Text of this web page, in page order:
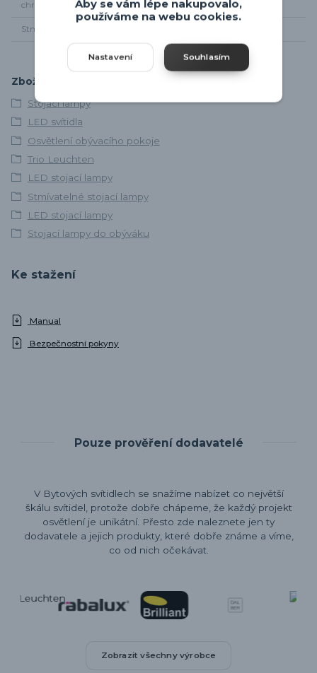
chromatičnosti
Stmívání
Zboží zařazeno v kategoriích
Stojací lampy
LED svítidla
Osvětlení obývacího pokoje
Trio Leuchten
LED stojací lampy
Stmívatelné stojací lampy
LED stojací lampy
Stojací lampy do obýváku
Ke stažení
Manual
Bezpečnostní pokyny
Pouze prověření dodavatelé
V Bytových svítidlech se snažíme nabízet co největší
škálu svítidel, protože dobře chápeme, že každý projekt
osvětlení je unikátní. Přesto zde naleznete jen ty
dodavatele a jejich produkty, které dobře známe a víme,
co od nich očekávat.
Zobrazit všechny výrobce
Aby se vám lépe nakupovalo,
používáme na webu cookies.
Nastavení Souhlasím